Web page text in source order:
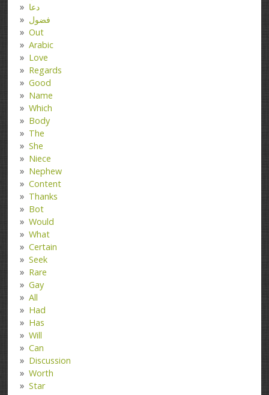
دعا
فضول
Out
Arabic
Love
Regards
Good
Name
Which
Body
The
She
Niece
Nephew
Content
Thanks
Bot
Would
What
Certain
Seek
Rare
Gay
All
Had
Has
Will
Can
Discussion
Worth
Star